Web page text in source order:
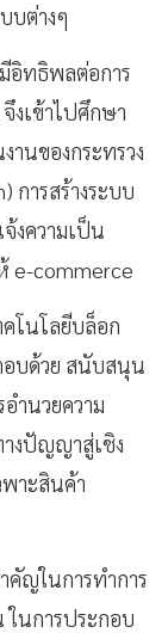
บต่างๆ
อิทธิพลต่อการ
งเข้าไปศึกษา
านของกระทรวง
ารสร้างระบบ
งความเป็น
e-commerce
โนโลยีบล็อก
อบด้วย สนับสนุน
ำนวยความ
างปัญญาสู่เชิง
าะสินค้า
คัญในการทำการ
ในการประกอบ